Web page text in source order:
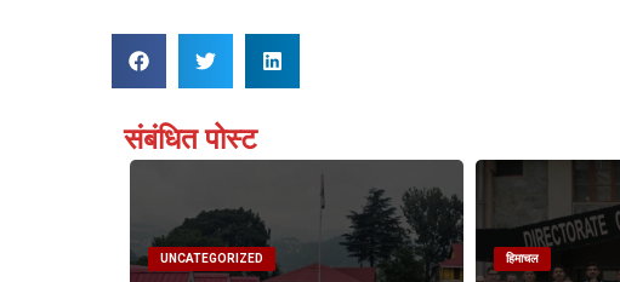
संबंधित पोस्ट
UNCATEGORIZED हिमाचल